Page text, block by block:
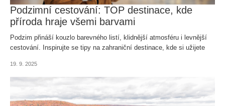
Podzimní cestování: TOP destinace, kde
příroda hraje všemi barvami
Podzim přináší kouzlo barevného listí, klidnější atmosféru i levnější
cestování. Inspirujte se tipy na zahraniční destinace, kde si užijete
19. 9. 2025